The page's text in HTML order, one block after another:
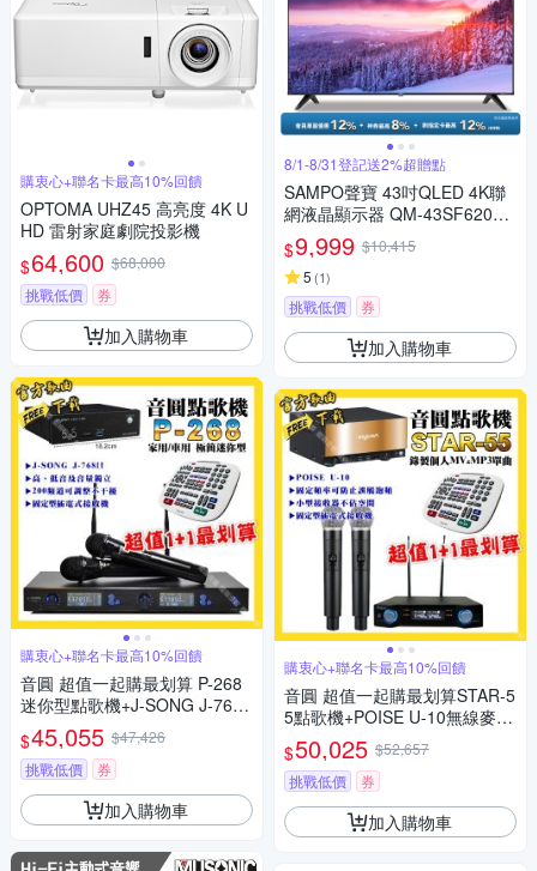
購衷心+聯名卡最高10%回饋
OPTOMA UHZ45 高亮度 4K U
HD 雷射家庭劇院投影機
$64,600 $68,000
挑戰低價
券
加入購物車
購衷心+聯名卡最高10%回饋
音圓 超值一起購最划算 P-268
迷你型點歌機+J-SONG J-768II
獨立音量無線麥克風
$45,055 $47,426
挑戰低價
券
加入購物車
8/1-8/31登記送2%超贈點
SAMPO聲寶 43吋QLED 4K聯
網液晶顯示器 QM-43SF620含
基本安裝+舊機回收
$9,999 $10,415
5 (1)
挑戰低價 券
加入購物車
購衷心+聯名卡最高10%回饋
音圓 超值一起購最划算STAR-5
5點歌機+POISE U-10無線麥克
風
$50,025 $52,657
挑戰低價
券
加入購物車